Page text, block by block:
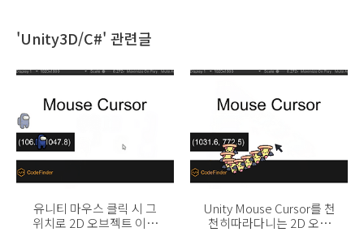
'Unity3D/C#' 관련글
유니티 마우스 클릭 시 그
위치로 2D 오브젝트 이동
Unity Mouse Cursor를 천
천히따라다니는 2D 오브